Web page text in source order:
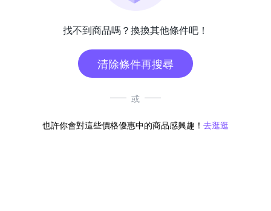
找不到商品嗎？換換其他條件吧！
清除條件再搜尋
或
也許你會對這些價格優惠中的商品感興趣！ 去逛逛